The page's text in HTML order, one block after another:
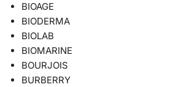
BIOAGE
BIODERMA
BIOLAB
BIOMARINE
BOURJOIS
BURBERRY